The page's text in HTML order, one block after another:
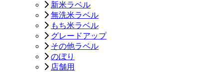
新米ラベル
無洗米ラベル
もち米ラベル
グレードアップ
その他ラベル
のぼり
店舗用